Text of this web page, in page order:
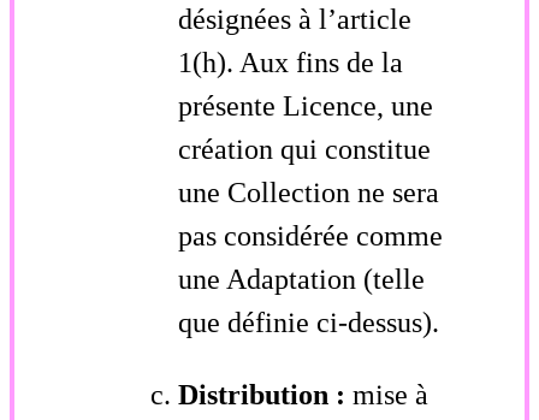
désignées à l’article
1(h). Aux fins de la
présente Licence, une
création qui constitue
une Collection ne sera
pas considérée comme
une Adaptation (telle
que définie ci-dessus).
Distribution : mise à